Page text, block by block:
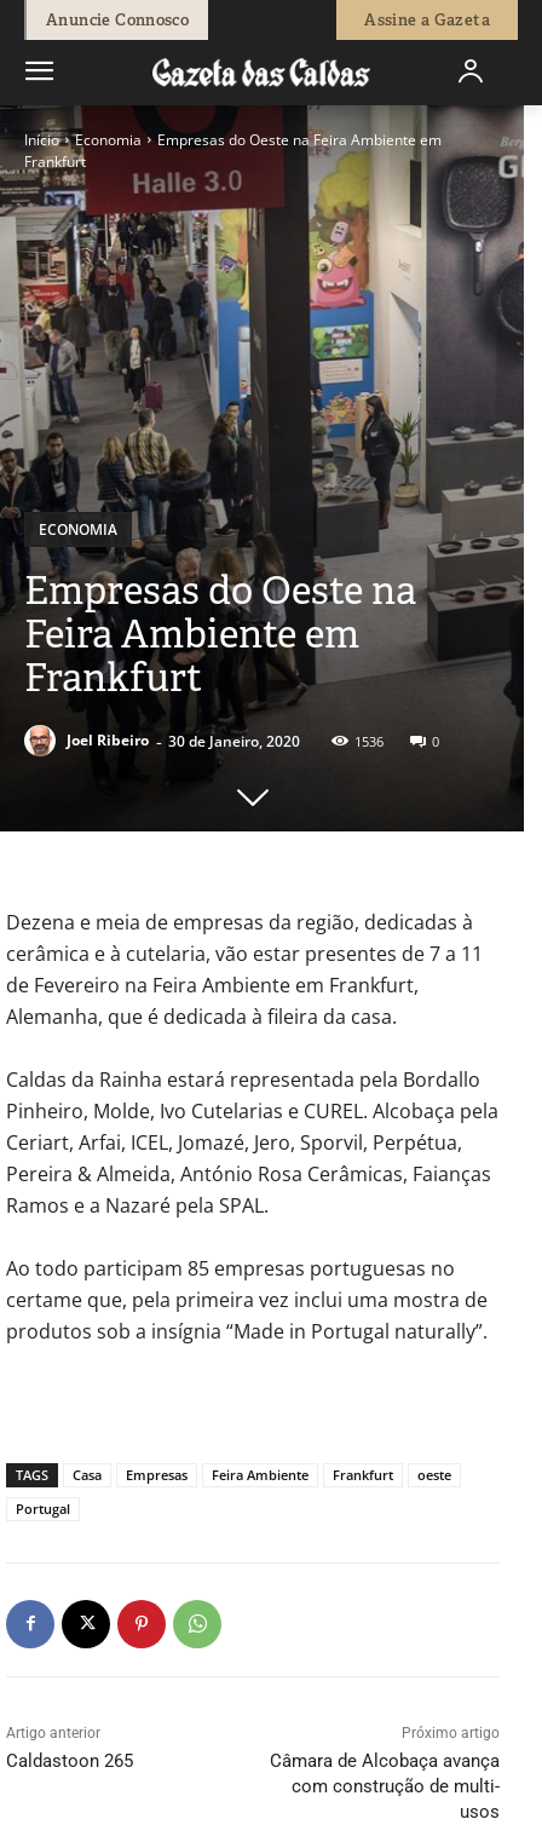
Anuncie Connosco Assine a Gazeta
Início Economia
Empresas do Oeste na Feira Ambiente em
Frankfurt
ECONOMIA
Empresas do Oeste na
Feira Ambiente em
Frankfurt
Joel Ribeiro - 30 de Janeiro, 2020 1536 0
Dezena e meia de empresas da região, dedicadas à
cerâmica e à cutelaria, vão estar presentes de 7 a 11
de Fevereiro na Feira Ambiente em Frankfurt,
Alemanha, que é dedicada à fileira da casa.
Caldas da Rainha estará representada pela Bordallo
Pinheiro, Molde, Ivo Cutelarias e CUREL. Alcobaça pela
Ceriart, Arfai, ICEL, Jomazé, Jero, Sporvil, Perpétua,
Pereira & Almeida, António Rosa Cerâmicas, Faianças
Ramos e a Nazaré pela SPAL.
Ao todo participam 85 empresas portuguesas no
certame que, pela primeira vez inclui uma mostra de
produtos sob a insígnia “Made in Portugal naturally”.
TAGS Casa Empresas Feira Ambiente Frankfurt
oeste
Portugal
Artigo anterior
Caldastoon 265
Próximo artigo
Câmara de Alcobaça avança
com construção de multi-
usos